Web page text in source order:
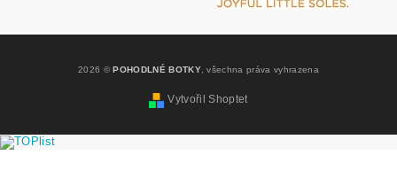
2026 ©POHODLNÉ BOTKY, všechna práva vyhrazena
Vytvořil Shoptet